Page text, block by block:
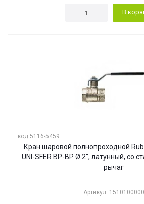
В
код 5116-5459
Кран шаровой полнопроходной
UNI-SFER ВР-ВР Ø 2", латунный, со
рычаг
Артикул: 1510100000